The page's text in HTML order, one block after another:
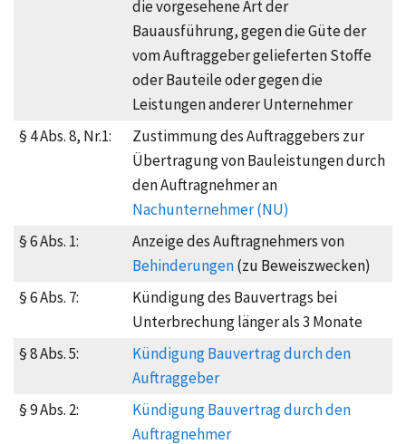
die vorgesehene Art der
Bauausführung, gegen die Güte der
vom Auftraggeber gelieferten Stoffe
oder Bauteile oder gegen die
Leistungen anderer Unternehmer
§ 4 Abs. 8, Nr.1:
Zustimmung des Auftraggebers zur
Übertragung von Bauleistungen durch
den Auftragnehmer an
Nachunternehmer (NU)
§ 6 Abs. 1:
Anzeige des Auftragnehmers von
Behinderungen(zu Beweiszwecken)
§ 6 Abs. 7:
Kündigung des Bauvertrags bei
Unterbrechunglänger als 3 Monate
§ 8 Abs. 5:
Kündigung Bauvertrag durch den
Auftraggeber
§ 9 Abs. 2:
Kündigung Bauvertrag durch den
Auftragnehmer